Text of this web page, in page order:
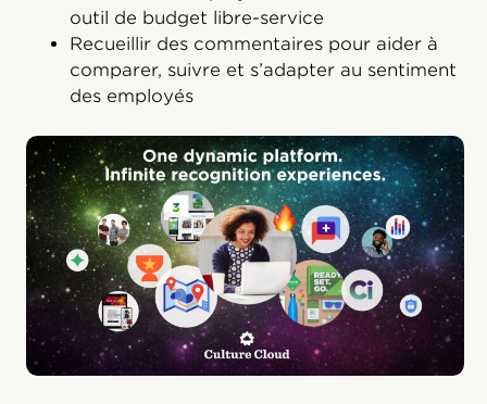
outil de budget libre-service
Recueillir des commentaires pour aider à
comparer, suivre et s’adapter au sentiment
des employés